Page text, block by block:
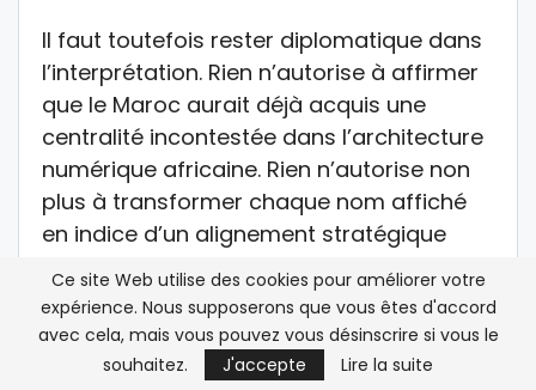
Il faut toutefois rester diplomatique dans
l’interprétation. Rien n’autorise à affirmer
que le Maroc aurait déjà acquis une
centralité incontestée dans l’architecture
numérique africaine. Rien n’autorise non
plus à transformer chaque nom affiché
en indice d’un alignement stratégique
pleinement stabilisé. En revanche, il est
légitime de constater qu’à travers cette
édition, le Royaume tente d’installer un
espace où peuvent se rencontrer, avec
Ce site Web utilise des cookies pour améliorer votre
expérience. Nous supposerons que vous êtes d'accord
avec cela, mais vous pouvez vous désinscrire si vous le
souhaitez.
J'accepte Lire la suite